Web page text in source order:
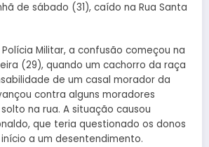
de sábado (31), caído na Rua Santa
Militar, a confusão começou na
(29), quando um cachorro da raça
de um casal morador da
contra alguns moradores
na rua. A situação causou
que teria questionado os donos
a um desentendimento.